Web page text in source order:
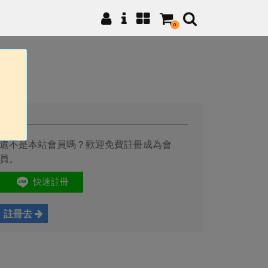
0
不是本站會員嗎？歡迎免費註冊成為會
。
註冊去